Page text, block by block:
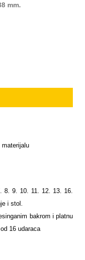
mm.
materijalu
8. 9. 10. 11. 12. 13. 16.
i stol.
bakrom i platnu
16 udaraca